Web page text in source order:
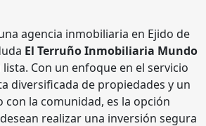
agencia inmobiliaria en Ejido de
El Terruño Inmobiliaria Mundo
Con un enfoque en el servicio
diversificada de propiedades y un
la comunidad, es la opción
realizar una inversión segura